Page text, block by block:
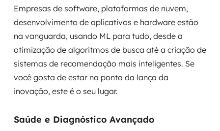
Empresas de software, plataformas de nuvem,
desenvolvimento de aplicativos e hardware estão
na vanguarda, usando ML para tudo, desde a
otimização de algoritmos de busca até a criação de
sistemas de recomendação mais inteligentes. Se
você gosta de estar na ponta da lança da
inovação, este é o seu lugar.
Saúde e Diagnóstico Avançado